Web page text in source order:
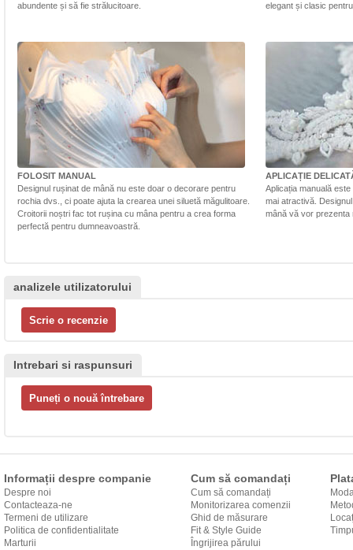
abundente și să fie strălucitoare.
elegant și clasic
FOLOSIT MANUAL
Designul rușinat de mână nu este doar o decorare pentru
rochia dvs., ci poate ajuta la crearea unei siluetă măgulitoare.
Croitorii noștri fac tot rușina cu mâna pentru a crea forma
perfectă pentru dumneavoastră.
APLICAȚIE
Aplicația manuală
mai atractivă.
mână vă vor prezenta
analizele utilizatorului
Intrebari si raspunsuri
Informații despre companie
Despre noi
Contacteaza-ne
Termeni de utilizare
Politica de confidentialitate
Marturii
Cum să comandați
Cum să comandați
Monitorizarea comenzii
Ghid de măsurare
Fit & Style Guide
Îngrijirea părului
către